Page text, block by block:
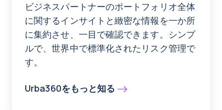
ビジネスパートナーのポートフォリオ全体
に関するインサイトと緻密な情報を一か所
に集約させ、一目で確認できます。シンプ
ルで、世界中で標準化されたリスク管理で
す。
Urba360をもっと知る